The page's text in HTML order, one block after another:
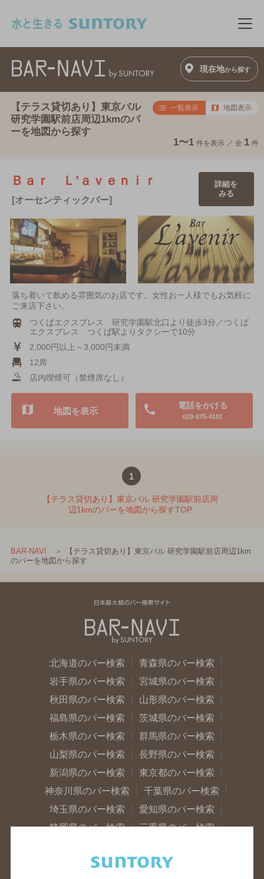
メ
現在地から探す
【テラス貸切あり】東京バル
研究学園駅前店周辺1kmのバ
ーを地図から探す
一覧表示 地図表示
1〜1 件を表示 ／ 全 1 件
Ｂａｒ Ｌ’ａｖｅｎｉｒ
[オーセンティックバー]
詳細を
みる
落ち着いて飲める雰囲気のお店です。女性お一人様でもお気軽に
ご来店下さい。
つくばエクスプレス 研究学園駅北口より徒歩3分／つくば
エクスプレス つくば駅よりタクシーで10分
2,000円以上～3,000円未満
12席
店内喫煙可（禁煙席なし）
電話をかける
029-875-4101
地図を表示
1
【テラス貸切あり】東京バル 研究学園駅前店周
辺1kmのバーを地図から探すTOP
BAR-NAVI
【テラス貸切あり】東京バル 研究学園駅前店周辺1km
のバーを地図から探す
北海道のバー検索
青森県のバー検索
岩手県のバー検索
宮城県のバー検索
秋田県のバー検索
山形県のバー検索
福島県のバー検索
茨城県のバー検索
栃木県のバー検索
群馬県のバー検索
山梨県のバー検索
長野県のバー検索
新潟県のバー検索
東京都のバー検索
神奈川県のバー検索
千葉県のバー検索
埼玉県のバー検索
愛知県のバー検索
静岡県のバー検索
三重県のバー検索
石川県のバー検索
福井県のバー検索